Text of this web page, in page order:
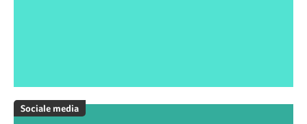
Sociale media